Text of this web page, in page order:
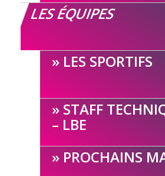
LES ÉQUIPES
LES SPORTIFS
STAFF
– LBE
PROCHAINS